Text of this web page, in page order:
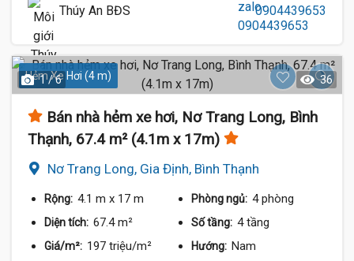
Thúy An BĐS 0904439653
Hẻm Xe Hơi (4 m)
1 / 6 36
Bán nhà hẻm xe hơi, Nơ Trang Long, Bình
Thạnh, 67.4 m² (4.1m x 17m)
Nơ Trang Long, Gia Định, Bình Thạnh
Rộng: 4.1 m x 17 m Phòng ngủ: 4 phòng
Diện tích: 67.4 m² Số tầng: 4 tầng
Giá/m²: 197 triệu/m² Hướng: Nam
11.8 Tỷ
13 Tỷ